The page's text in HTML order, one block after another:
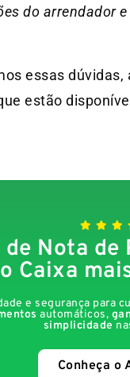
do arrendador
essas dúvidas,
estão
de Nota
Caixa
e segurança para
automáticos,
simplicidade
Conheça o